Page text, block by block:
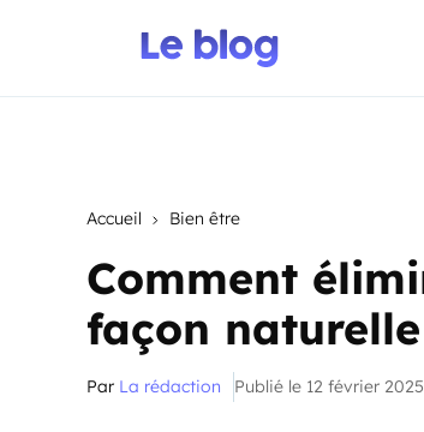
Accueil Bien être
Comment
façon
Par La rédaction Publié le 12 février 2025